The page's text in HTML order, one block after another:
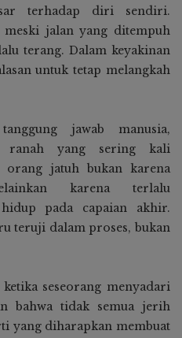
terhadap diri sendiri.
jalan yang ditempuh
terang. Dalam keyakinan
untuk tetap melangkah
jawab manusia,
ranah yang sering kali
orang jatuh bukan karena
karena terlalu
pada capaian akhir.
teruji dalam proses, bukan
seseorang menyadari
bahwa tidak semua jerih
yang diharapkan membuat